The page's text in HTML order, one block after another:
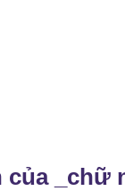
_ chữ